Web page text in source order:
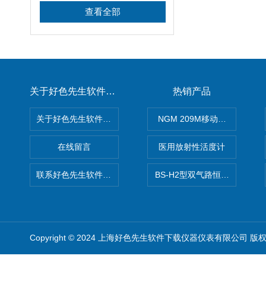
查看全部
关于好色先生软件下载
在线留言
热销产品
NGM 209M移动式惰性气体
医用放射性活度计
BS-H2型双气路恒流大气采样
Copyright © 2024 上海好色先生软件下载仪器仪表有限公司 版